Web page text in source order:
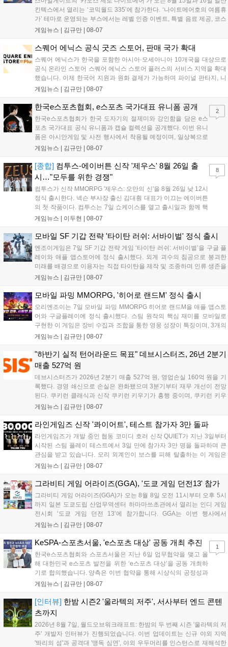
킨텍스에서 열리는 ‘코믹월드 335’에 참가한다. ‘나이트메어호의 여름휴
가’ 테마로 운영되는 부스에서는 레벨 인증 이벤트, 특별 음료 제공, 코스
프레 모델 포토존 등 다채로운 행사가 진행된다. 유명 코스어 7인이 캐릭
세한 정보는 공식 커뮤니티에서 확인 가능하다....
게임뉴스 | 김규만 | 08-07
스퀘어 에닉스 공식 굿즈 스토어, 판매 국가 확대
스퀘어 에닉스가 한국을 포함한 아시아·오세아니아 10개국을 대상으로
공식 온라인 스토어 스퀘어 에닉스 스토어 플러스의 서비스 지역을 확대
했습니다. 이제 한국어 지원과 원화 결제가 가능하며 파이널 판타지, 니
어 등 주요 게임의 피규어, 굿즈를 구매할 수 있습니다. 신상품이 순차적
용 가능합니다....
게임뉴스 | 김규만 | 08-07
한국e스포츠협회, e스포츠 국가대표 유니폼 공개
한국e스포츠협회가 한국 도자기의 절제미와 강인함을 담은 e스
포츠 국가대표 공식 유니폼과 캡슐 컬렉션을 공개했다. 이번 유니
폼은 아시안게임 및 사전 행사에서 착용될 예정이며, 일상복으로
구성된 컬렉션은 오는 8월 28일부터 골스튜디오 공식 홈페이지
서는 대회 규정에 따라 별도의 유니폼을 착용할 계획이다....
게임뉴스 | 김규만 | 08-07
2
[종합] 컴투스-에이버튼 신작 '제우스' 8월 26일 출
시…"모두를 위한 경쟁"
컴투스가 신작 MMORPG '제우스: 오만의 신'을 8월 26일 낮 12시
정식 출시한다. 넥슨 부사장 출신 김대훤 대표가 이끄는 에이버튼
의 첫 작품이다. 컴투스는 7일 쇼케이스를 열고 출시일과 함께 핵
심 콘텐츠, 유료화 정책, 운영 방향을 공개했다. 캐릭터명 선점은
의 오만으로 균열이...
게임뉴스 | 이두현 | 08-07
8
모바일 SF 기갑 전략 '타이탄 러쉬: 서바이벌' 정식 출시
엔조이게임은 7일 SF 기갑 전략 게임 ‘타이탄 러쉬: 서바이벌’을 구글 플
레이와 애플 앱스토어에 정식 출시했다. 외계 괴수의 침공으로 붕괴한
미래를 배경으로 이용자는 직접 타이탄을 제작 및 조종하며 인류 생존을
위한 전투를 펼친다. 지휘관 모집, 피난처 운영, 연맹 협동 콘텐츠가 특징
지원 보상을 제공한다. 상세 내용은 공식 커뮤니티에서 확인 가능하다....
게임뉴스 | 김규만 | 08-07
모바일 파밍 MMORPG, '히어로 랜드M' 정식 출시
오리엔조이는 7일 모바일 파밍 MMORPG 히어로 랜드M을 애플 앱스토
어와 구글플레이에 정식 출시했다. 스팀 원작의 핵심 재미를 모바일로
구현한 이 게임은 장비 수집과 조합을 통한 영웅 성장이 특징이며, 3개의
무기 스킬을 활용한 전략적 전투와 길드전 등 다양한 콘텐츠를 제공한
혜택을 지급하며, 상세 내용은 공식 라운지에서 확인할 수 있다. 이용자
는 게임 접속 및 주요 콘텐츠 플레이를 통해 성장을 지원받을 수 있다....
게임뉴스 | 김규만 | 08-07
"하반기 실적 턴어라운드 목표" 데브시스터즈, 26년 2분기
매출 527억 원
데브시스터즈가 2026년 2분기 매출 527억 원, 영업손실 160억 원을 기
록했다. 경영 쇄신으로 손실은 완화됐으며 3분기부터 재무 개선이 전망
된다. 쿠키런 클래식과 신작 쿠키런 키우기가 흥행 중이며, 쿠키런 키우
기는 13일 첫 업데이트를 시작으로 2주 간격의 콘텐츠를 제공한다. 또한
이다. 회사는 비용 효율화와 신작 흥행을 통해 하반기 실적 턴어라운드
게임뉴스 | 김규만 | 08-07
라인게임즈 신작 '콰이어트', 테스트 참가자 3만 돌파
라인게임즈가 개발 중인 협동 코미디 호러 신작 QUIET가 지난 3일부터
시작된 스팀 플레이 테스트에서 3일 만에 참가자 3만 명을 돌파하며 큰
관심을 받고 있습니다. 오리 외계인이 보스를 피해 탈출하는 이 게임은
최대 4인 협동을 지원하며, 소음 관리와 물리 법칙을 활용한 전략적 플레
을 개선 중이며, 상세 정보는 스팀 페이지에서 확인 가능합니다....
게임뉴스 | 김규만 | 08-07
그라비티 게임 어라이즈(GGA), '도쿄 게임 던전13' 참가
그라비티 게임 어라이즈(GGA)가 오는 8월 8일 오전 11시부터 오후 5시
까지 일본 도쿄도립 산업무역센터 하마마쓰초관에서 열리는 인디 게임
전시회 ‘도쿄 게임 던전 13’에 참가합니다. GGA는 이번 행사에서
‘JALECO ARCADE COLLECTION’ 시리즈의 미공개 작품 12종을 최초
입니다. 시연 참여 관람객에게는 선착순으로 특별 굿즈를 증정하며, 인
게임뉴스 | 김규만 | 08-07
KeSPA-스포츠서울, 'e스포츠 대상' 공동 개최 추진
한국e스포츠협회와 스포츠서울은 지난 6일 업무협약을 맺고 올
해 대한민국 e스포츠 발전을 위한 ‘e스포츠 대상’을 공동 개최하
기로 합의했습니다. 양측은 이번 협약을 통해 시상식의 공정성과
전문성을 강화하고 MZ세대를 겨냥한 미디어 영향력을 확대해 e
김영만 회장은 10년 만에 재추진되는 이번 시상식이 e스포츠의
성과와 가치를 널리 알리는 권위 있는 행사가 되도록 노력하겠다
고 밝혔습니다....
게임뉴스 | 김규만 | 08-07
1
[인터뷰] 한밤 시즌2 '울라텍의 저주', 서사부터 엔드 콘텐
츠까지
2026년 8월 7일, 월드오브워크래프트: 한밤의 두 번째 시즌 '울라텍의 저
주' 개발자 인터뷰가 진행되었습니다. 이번 업데이트는 신규 야외 지역
'똬리의 섬'과 공격대 '맹독 심연', 야외 우두머리를 인스턴스로 재해석한